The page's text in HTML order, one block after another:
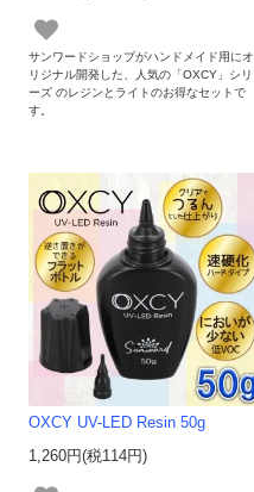
サンワードショップがハンドメイド用にオ
リジナル開発した、人気の「OXCY」シリ
ーズ のレジンとライトのお得なセットで
す。
OXCY UV-LED Resin 50g
1,260円(税114円)